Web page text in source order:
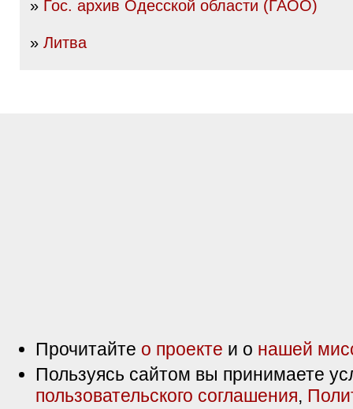
» Гос. архив Одесской области (ГАОО)
» Литва
Прочитайте о проекте и о нашей
Пользуясь сайтом вы принимаете
пользовательского соглашения,